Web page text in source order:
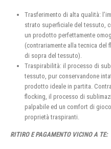
Trasferimento di alta qualità:
strato superficiale del tessuto,
un prodotto perfettamente
(contrariamente alla tecnica del
di sopra del tessuto).
Traspirabilità: il processo di
tessuto, pur conservandone
prodotto ideale in partita.
flocking, il processo di
palpabile ed un comfort di
proprietà traspiranti.
RITIRO E PAGAMENTO VICINO A TE: